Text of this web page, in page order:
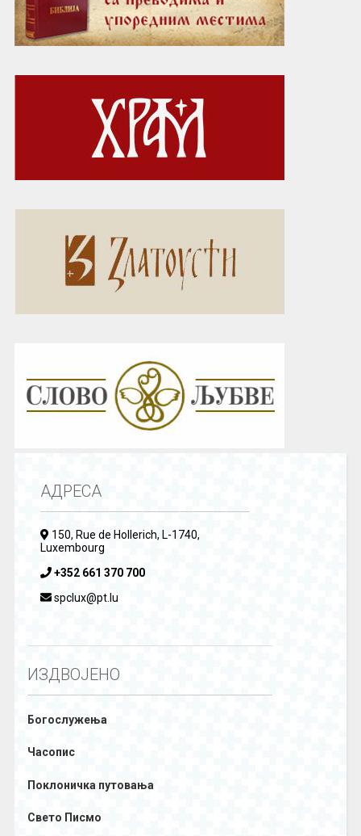
АДРЕСА
150, Rue de Hollerich, L-1740,
Luxembourg
+352 661 370 700
spclux@pt.lu
ИЗДВОЈЕНО
Богослужења
Часопис
Поклоничка путовања
Свето Писмо